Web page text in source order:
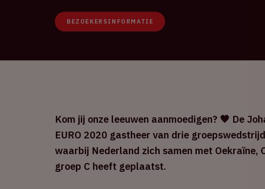
BEZOEKERSINFORMATIE
Kom jij onze leeuwen aanmoedigen? 🧡 De
EURO 2020 gastheer van drie
waarbij Nederland zich samen met Oekraïne,
groep C heeft geplaatst.